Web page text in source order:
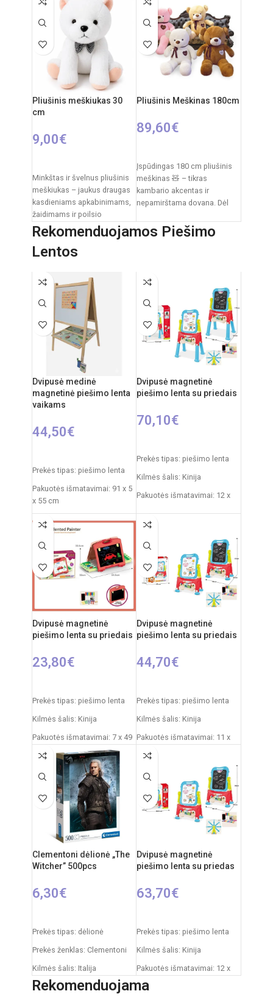
Žaislo išmatavimai: 27 × 12 ×
27 cm
Rekomenduojamas amžius:
nuo 3 metų
Elementai: 3 x AA
(nepridedamos)
Pliušinis meškiukas 30
cm
9,00€
Minkštas ir švelnus pliušinis
meškiukas – jaukus draugas
kasdieniams apkabinimams,
žaidimams ir poilsio
akimirkoms. Klasikinis
dizainas su dekoratyviniu
kaspinėliu suteikia
Pliušinis Meškinas 180cm
89,60€
Įspūdingas 180 cm pliušinis
meškinas 🧸 – tikras
kambario akcentas ir
nepamirštama dovana. Dėl
Rekomenduojamos Piešimo
Lentos
Dvipusė medinė
magnetinė piešimo lenta
vaikams
44,50€
Prekės tipas: piešimo lenta
Pakuotės išmatavimai: 91 x 5
x 55 cm
Produkto išmatavimai: 86 x
53 x 45 cm
Dvipusė magnetinė
piešimo lenta su priedais
70,10€
Prekės tipas: piešimo lenta
Kilmės šalis: Kinija
Pakuotės išmatavimai: 12 x
Produkto išmatavimai: 33 x
Rekomenduojamas amžius:
nuo 3 metų
Dvipusė magnetinė
piešimo lenta su priedais
23,80€
Prekės tipas: piešimo lenta
Kilmės šalis: Kinija
Pakuotės išmatavimai: 7 x 49
Produkto išmatavimai: 33,5 x
32 x 54,5 cm
Rekomenduojamas amžius:
nuo 3 metų
Dvipusė magnetinė
piešimo lenta su priedais
44,70€
Prekės tipas: piešimo lenta
Kilmės šalis: Kinija
Pakuotės išmatavimai: 11 x
Produkto išmatavimai: 30 x
49 x 67 cm
Rekomenduojamas amžius:
nuo 3 metų
Clementoni dėlionė „The
Witcher” 500pcs
6,30€
Prekės tipas: dėlionė
Prekės ženklas: Clementoni
Kilmės šalis: Italija
Pakuotės išmatavimai: 34,4 x
Dvipusė magnetinė
piešimo lenta su priedas
63,70€
Prekės tipas: piešimo lenta
Kilmės šalis: Kinija
Pakuotės išmatavimai: 12 x
Rekomenduojama